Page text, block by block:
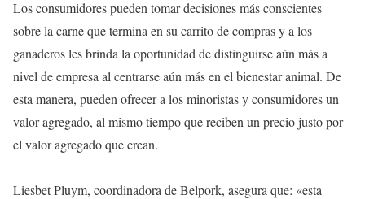
Los consumidores pueden tomar decisiones más conscientes
sobre la carne que termina en su carrito de compras y a los
ganaderos les brinda la oportunidad de distinguirse aún más a
nivel de empresa al centrarse aún más en el bienestar animal. De
esta manera, pueden ofrecer a los minoristas y consumidores un
valor agregado, al mismo tiempo que reciben un precio justo por
el valor agregado que crean.
Liesbet Pluym, coordinadora de Belpork, asegura que: «esta